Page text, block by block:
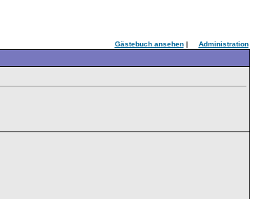
Gästebuch ansehen| Administration